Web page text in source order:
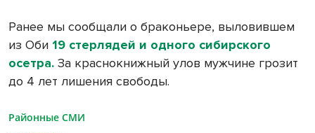
Ранее мы сообщали о браконьере, выловившем
из Оби 19 стерлядей и одного сибирского
осетра. За краснокнижный улов мужчине грозит
до 4 лет лишения свободы.
Районные СМИ